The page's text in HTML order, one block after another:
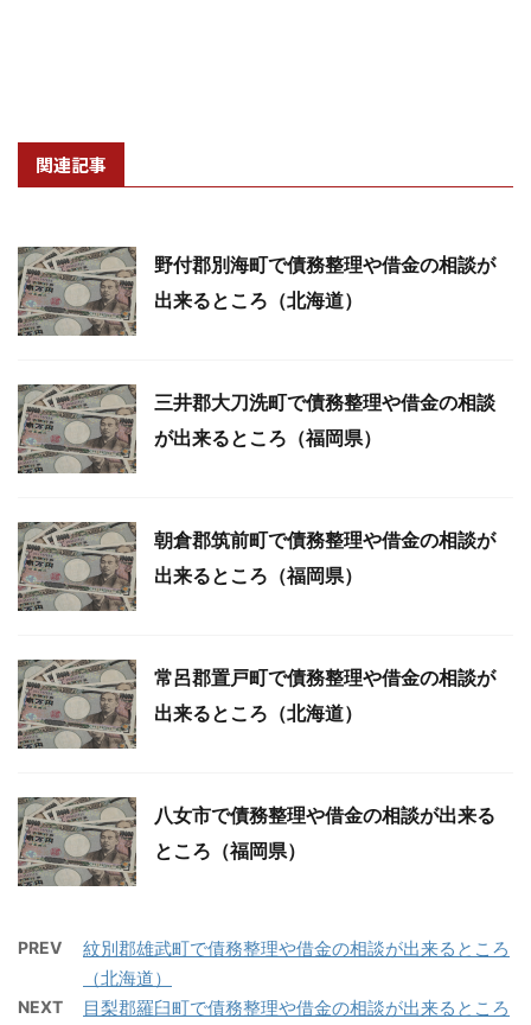
関連記事
野付郡別海町で債務整理や借金の相談が
出来るところ（北海道）
三井郡大刀洗町で債務整理や借金の相談
が出来るところ（福岡県）
朝倉郡筑前町で債務整理や借金の相談が
出来るところ（福岡県）
常呂郡置戸町で債務整理や借金の相談が
出来るところ（北海道）
八女市で債務整理や借金の相談が出来る
ところ（福岡県）
PREV
紋別郡雄武町で債務整理や借金の相談が出来るところ
（北海道）
NEXT
目梨郡羅臼町で債務整理や借金の相談が出来るところ